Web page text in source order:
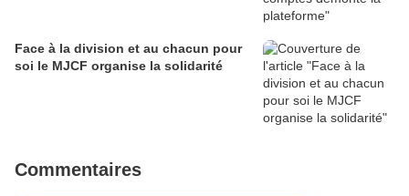
Face à la division et au chacun pour
soi le MJCF organise la solidarité
Commentaires